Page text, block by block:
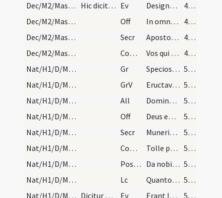
Dec/M2/Mass Propers
Hic dicitur Credo. Ev Designavit Dominus et alios septuaginta duos
49 (13r)
Dec/M2/Mass Propers
Off In omnem terram exivit
49 (13r)
Dec/M2/Mass Propers
Secr Apostolicis suffragiis intervenientibus ... cessatione mundemur.
49 (13r)
Dec/M2/Mass Propers
Comm Vos qui secuti
49 (13r)
Nat/H1/D/M2/Mass Propers
Gr Speciosus forma prae filiis hominum
50 (14v)
Nat/H1/D/M2/Mass Propers
GrV Eructavit cor meum verbum bonum
50 (14v)
Nat/H1/D/M2/Mass Propers
All Dominus regnavit decorem induit
50 (14v)
Nat/H1/D/M2/Mass Propers
Off Deus enim firmavit orbem terrae
50 (14v)
Nat/H1/D/M2/Mass Propers
Secr Muneribus nostris quaesumus Domine precibusque susceptis
50 (14v)
Nat/H1/D/M2/Mass Propers
Comm Tolle puerum
50 (14v)
Nat/H1/D/M2/Mass Propers
Postcomm Da nobis quaesumus Domine Deus noster ut qui nativitatem Domini
50 (14v)
Nat/H1/D/M2/Mass Propers
Lc Quanto tempore heres parvulus est (G 4)
50 (14v)
Nat/H1/D/M2/Mass Propers
Dicitur Credo. Ev Erant Ioseph et Maria mater Iesu mirantes
50 (14v)